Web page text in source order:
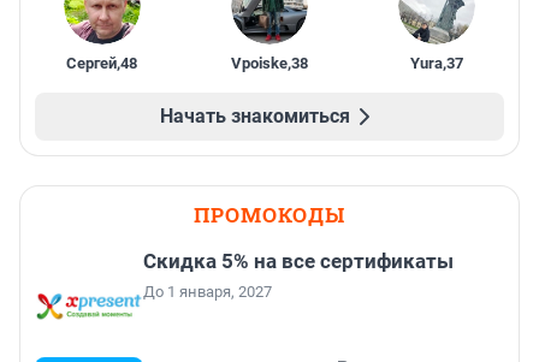
Сергей,48 Vpoiske,38 Yura,37
Начать знакомиться
ПРОМОКОДЫ
Скидка 5% на все сертификаты
До 1 января, 2027